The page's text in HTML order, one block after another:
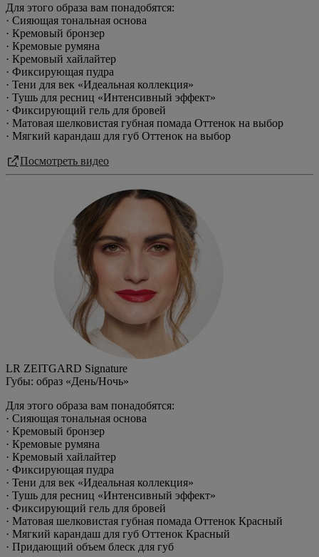
Для этого образа вам понадобятся:
· Сияющая тональная основа
· Кремовый бронзер
· Кремовые румяна
· Кремовый хайлайтер
· Фиксирующая пудра
· Тени для век «Идеальная коллекция»
· Тушь для ресниц «Интенсивный эффект»
· Фиксирующий гель для бровей
· Матовая шелковистая губная помада Оттенок на выбор
· Мягкий карандаш для губ Оттенок на выбор
Посмотреть видео
LR ZEITGARD Signature
Губы: образ «День/Ночь»
Для этого образа вам понадобятся:
· Сияющая тональная основа
· Кремовый бронзер
· Кремовые румяна
· Кремовый хайлайтер
· Фиксирующая пудра
· Тени для век «Идеальная коллекция»
· Тушь для ресниц «Интенсивный эффект»
· Фиксирующий гель для бровей
· Матовая шелковистая губная помада Оттенок Красный
· Мягкий карандаш для губ Оттенок Красный
· Придающий объем блеск для губ